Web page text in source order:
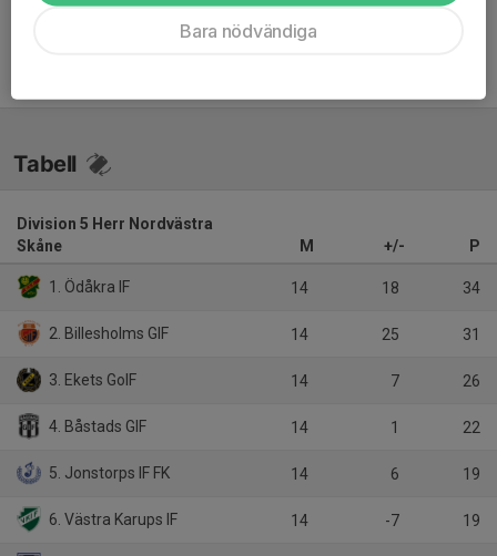
Tabell
Division 5 Herr Nordvästra
Skåne
M +/- P
1. Ödåkra IF 14 18 34
2. Billesholms GIF 14 25 31
3. Ekets GoIF 14 7 26
4. Båstads GIF 14 1 22
5. Jonstorps IF FK 14 6 19
6. Västra Karups IF 14 -7 19
Bara nödvändiga